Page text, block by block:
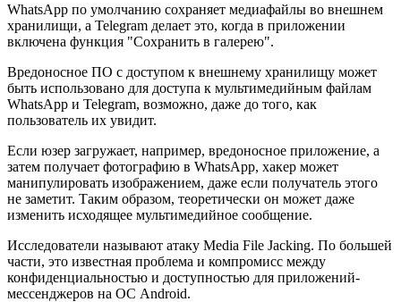
WhatsApp по умолчанию сохраняет медиафайлы во внешнем
хранилищи, а Telegram делает это, когда в приложении
включена функция "Сохранить в галерею".
Вредоносное ПО с доступом к внешнему хранилищу может
быть использовано для доступа к мультимедийным файлам
WhatsApp и Telegram, возможно, даже до того, как
пользователь их увидит.
Если юзер загружает, например, вредоносное приложение, а
затем получает фотографию в WhatsApp, хакер может
манипулировать изображением, даже если получатель этого
не заметит. Таким образом, теоретически он может даже
изменить исходящее мультимедийное сообщение.
Исследователи называют атаку Media File Jacking. По большей
части, это известная проблема и компромисс между
конфиденциальностью и доступностью для приложений-
мессенджеров на ОС Android.